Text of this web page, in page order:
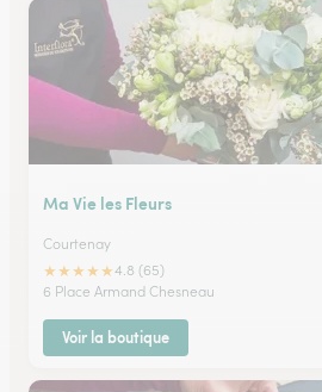
Ma Vie les Fleurs
Courtenay
★★★★★4.8 (65)
6 Place Armand Chesneau
Voir la boutique